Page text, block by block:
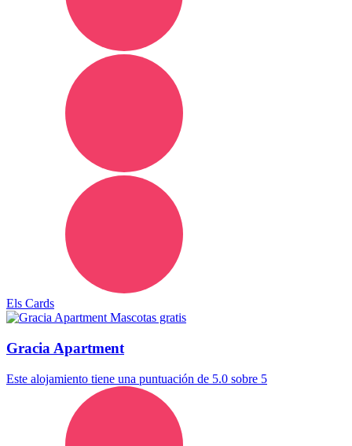
Els Cards
Mascotas gratis
Gracia Apartment
Este alojamiento tiene una puntuación de 5.0 sobre 5